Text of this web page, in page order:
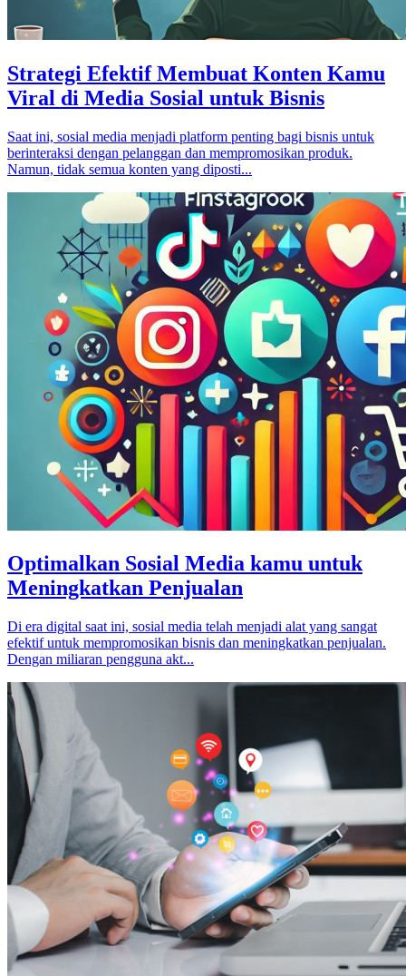
Strategi Efektif Membuat Konten Kamu
Viral di Media Sosial untuk Bisnis
Saat ini, sosial media menjadi platform penting bagi bisnis untuk
berinteraksi dengan pelanggan dan mempromosikan produk.
Namun, tidak semua konten yang diposti...
Optimalkan Sosial Media kamu untuk
Meningkatkan Penjualan
Di era digital saat ini, sosial media telah menjadi alat yang sangat
efektif untuk mempromosikan bisnis dan meningkatkan penjualan.
Dengan miliaran pengguna akt...